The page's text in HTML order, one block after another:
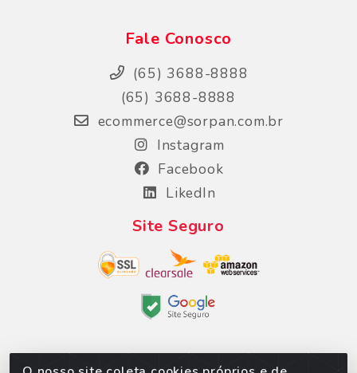
Fale Conosco
(65) 3688-8888
(65) 3688-8888
ecommerce@sorpan.com.br
Instagram
Facebook
LikedIn
Site Seguro